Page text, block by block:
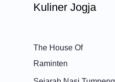
Kuliner Jogja
The House Of
Raminten